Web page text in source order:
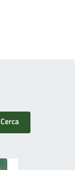
Cerca